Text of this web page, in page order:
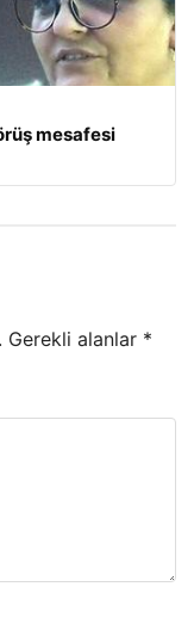
mesafesi
Gerekli alanlar *